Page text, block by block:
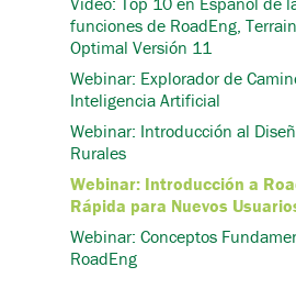
funciones de RoadEng,
Optimal Versión 11
Webinar: Explorador de
Inteligencia Artificial
Webinar: Introducción al
Rurales
Webinar: Introducción a
Rápida para Nuevos
Webinar: Conceptos
RoadEng